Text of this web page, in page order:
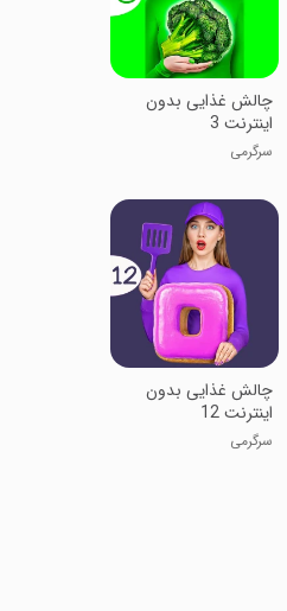
‏‏‏چالش غذایی بدون
اینترنت 3
سرگرمی
‏چالش غذایی بدون
اینترنت 12
سرگرمی